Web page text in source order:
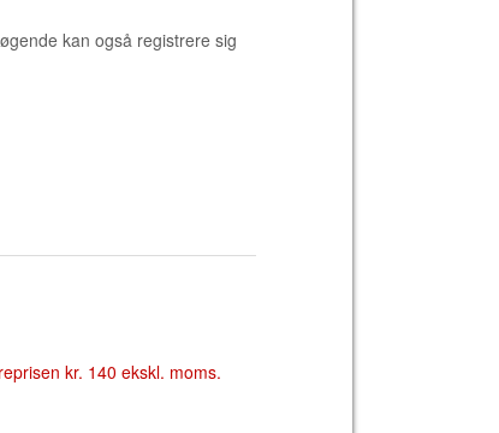
kan også registrere sig
kr. 140 ekskl. moms.